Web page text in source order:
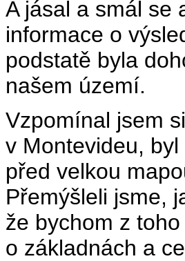
A jásal a smál se
informace o
podstatě byla
našem území.
Vzpomínal jsem
v Montevideu,
před velkou
Přemýšleli jsme,
že bychom z
o základnách a